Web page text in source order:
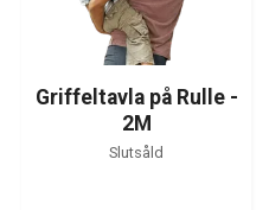
Griffeltavla på Rulle -
2M
Slutsåld